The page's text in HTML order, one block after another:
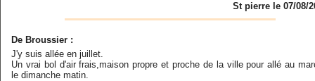
St pierre le 07/08/
De Broussier :
J'y suis allée en juillet.
Un vrai bol d'air frais,maison propre et proche de la ville pour allé au
le dimanche matin.